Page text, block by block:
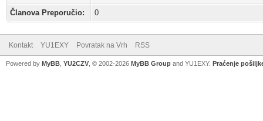
Članova Preporučio: 0
Kontakt YU1EXY Povratak na Vrh RSS
Powered by MyBB YU2CZV , © 2002-2026 MyBB Group and YU1EXY. Praćenje